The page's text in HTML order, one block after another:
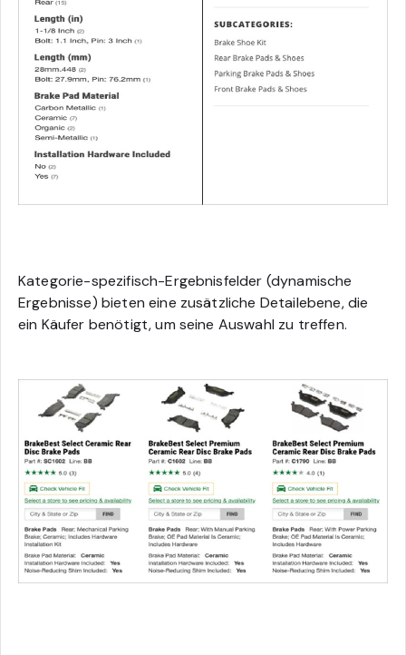
Kategorie-spezifisch-Ergebnisfelder (dynamische
Ergebnisse) bieten eine zusätzliche Detailebene, die
ein Käufer benötigt, um seine Auswahl zu treffen.